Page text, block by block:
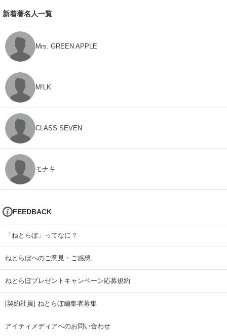
新着著名人一覧
Mrs. GREEN APPLE
M!LK
CLASS SEVEN
モナキ
FEEDBACK
「ねとらぼ」ってなに？
ねとらぼへのご意見・ご感想
ねとらぼプレゼントキャンペーン応募規約
[契約社員] ねとらぼ編集者募集
アイティメディアへのお問い合わせ